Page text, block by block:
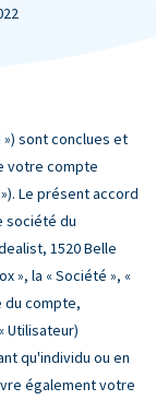
sont conclues et
votre compte
Le présent accord
société du
1520 Belle
», la « Société », «
du compte,
Utilisateur)
qu'individu ou en
également votre